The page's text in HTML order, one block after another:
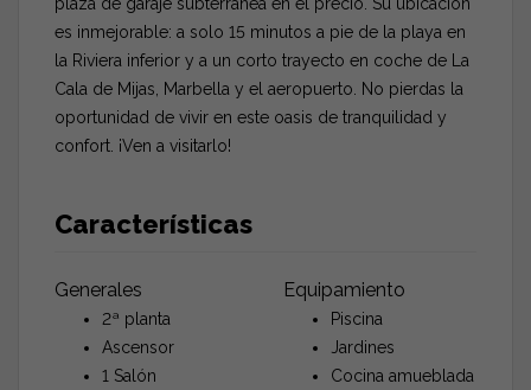
es inmejorable: a solo 15 minutos a pie de la playa en
la Riviera inferior y a un corto trayecto en coche de La
Cala de Mijas, Marbella y el aeropuerto. No pierdas la
oportunidad de vivir en este oasis de tranquilidad y
confort. ¡Ven a visitarlo!
Características
Generales
2ª planta
Ascensor
1 Salón
Equipamiento
Piscina
Jardines
Cocina amueblada